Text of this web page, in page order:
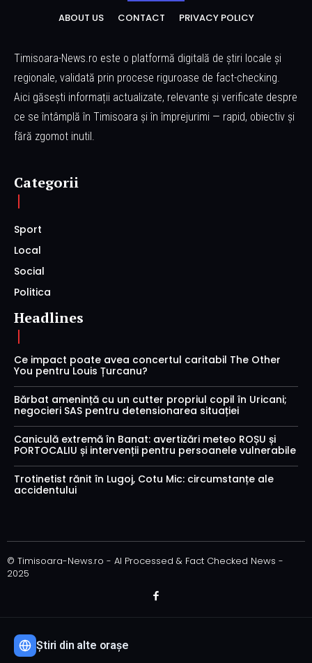
ABOUT US CONTACT PRIVACY POLICY
Timisoara-News.ro este o platformă digitală de știri locale și
regionale, validată prin procese riguroase de fact-checking.
Aici găsești informații actualizate, relevante și verificate despre
ce se întâmplă în Timisoara și în împrejurimi — rapid, obiectiv și
fără zgomot inutil.
Categorii
Sport
Local
Social
Politica
Headlines
Ce impact poate avea concertul caritabil The Other
You pentru Louis Țurcanu?
Bărbat amenință cu un cutter propriul copil în Uricani;
negocieri SAS pentru detensionarea situației
Caniculă extremă în Banat: avertizări meteo ROȘU și
PORTOCALIU și intervenții pentru persoanele vulnerabile
Trotinetist rănit în Lugoj, Cotu Mic: circumstanțe ale
accidentului
© Timisoara-News.ro - AI Processed & Fact Checked News -
2025
Știri din alte orașe